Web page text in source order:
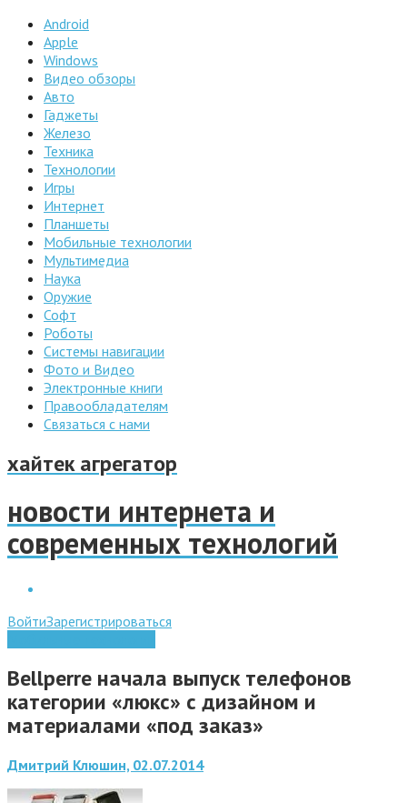
Android
Apple
Windows
Видео обзоры
Авто
Гаджеты
Железо
Техника
Технологии
Игры
Интернет
Планшеты
Мобильные технологии
Мультимедиа
Наука
Оружие
Софт
Роботы
Системы навигации
Фото и Видео
Электронные книги
Правообладателям
Связаться с нами
хайтек агрегатор
новости интернета и
современных технологий
ВойтиЗарегистрироваться
Bellperre начала выпуск телефонов
категории «люкс» с дизайном и
материалами «под заказ»
Дмитрий Клюшин, 02.07.2014